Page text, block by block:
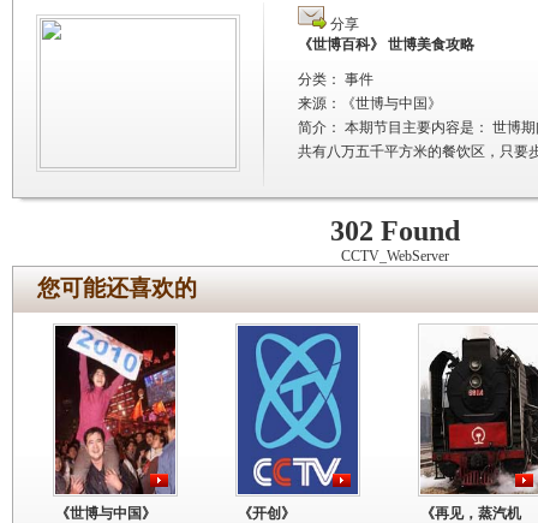
分享
《世博百科》 世博美食攻略
分类： 事件
来源：
《世博与中国》
简介： 本期节目主要内容是： 世博
共有八万五千平方米的餐饮区，只要
302 Found
CCTV_WebServer
您可能还喜欢的
《世博与中国》
《开创》
《再见，蒸汽机